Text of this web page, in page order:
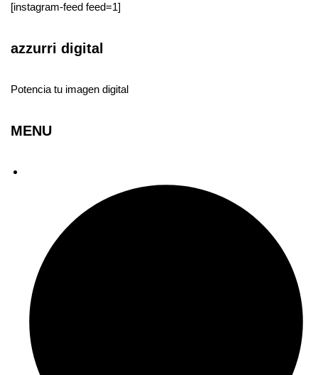
[instagram-feed feed=1]
azzurri digital
Potencia tu imagen digital
MENU